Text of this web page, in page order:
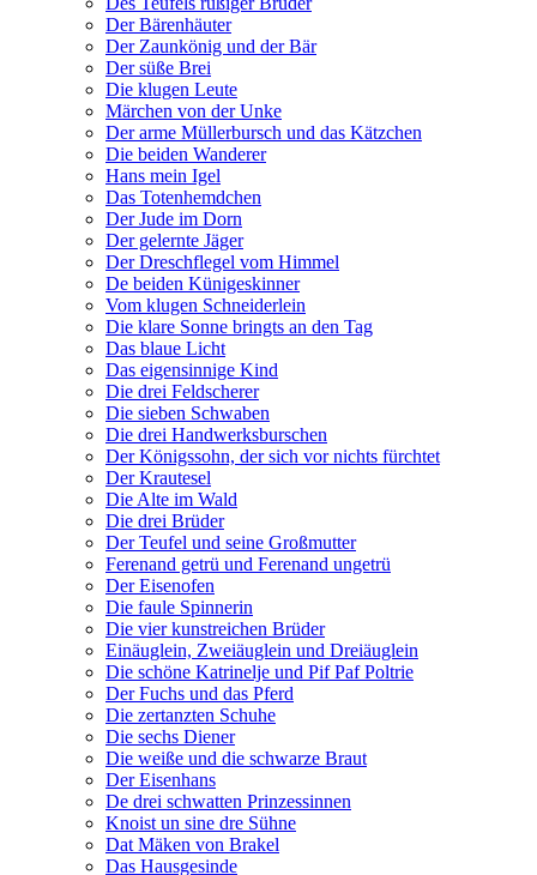
Der Bärenhäuter
Der Zaunkönig und der Bär
Der süße Brei
Die klugen Leute
Märchen von der Unke
Der arme Müllerbursch und das Kätzchen
Die beiden Wanderer
Hans mein Igel
Das Totenhemdchen
Der Jude im Dorn
Der gelernte Jäger
Der Dreschflegel vom Himmel
De beiden Künigeskinner
Vom klugen Schneiderlein
Die klare Sonne bringts an den Tag
Das blaue Licht
Das eigensinnige Kind
Die drei Feldscherer
Die sieben Schwaben
Die drei Handwerksburschen
Der Königssohn, der sich vor nichts fürchtet
Der Krautesel
Die Alte im Wald
Die drei Brüder
Der Teufel und seine Großmutter
Ferenand getrü und Ferenand ungetrü
Der Eisenofen
Die faule Spinnerin
Die vier kunstreichen Brüder
Einäuglein, Zweiäuglein und Dreiäuglein
Die schöne Katrinelje und Pif Paf Poltrie
Der Fuchs und das Pferd
Die zertanzten Schuhe
Die sechs Diener
Die weiße und die schwarze Braut
Der Eisenhans
De drei schwatten Prinzessinnen
Knoist un sine dre Sühne
Dat Mäken von Brakel
Das Hausgesinde